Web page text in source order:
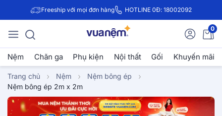
Freeship với mọi đơn hàng HOTLINE 0Đ: 18002092
0
Nệm Chăn ga Phụ kiện Nội thất Gối Khuyến mãi
Trang chủ Nệm
Nệm bông ép
Nệm bông ép 2m x 2m